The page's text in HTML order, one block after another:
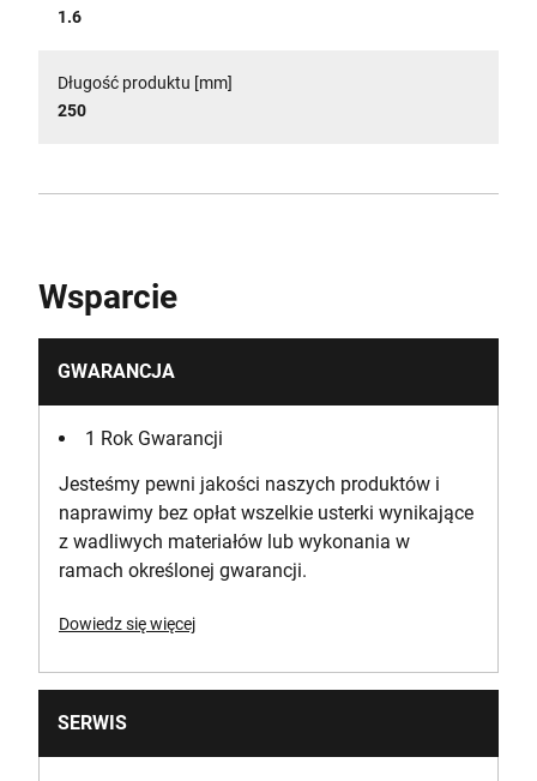
1.6
Długość produktu [mm]
250
Wsparcie
GWARANCJA
1 Rok Gwarancji
Jesteśmy pewni jakości naszych produktów i
naprawimy bez opłat wszelkie usterki wynikające
z wadliwych materiałów lub wykonania w
ramach określonej gwarancji.
Dowiedz się więcej
SERWIS